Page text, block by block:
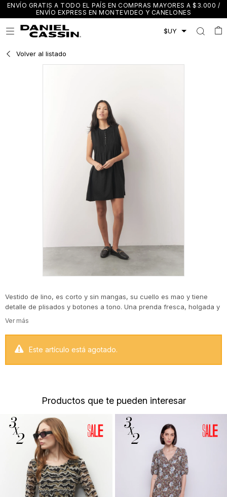
ENVÍO GRATIS A TODO EL PAÍS EN COMPRAS MAYORES A $3.000 /
ENVÍO EXPRESS EN MONTEVIDEO Y CANELONES

Volver al listado
Vestido de lino, es corto y sin mangas, su cuello es mao y tiene
detalle de plisados y botones a tono. Una prenda fresca, holgada y
elegante!
Este artículo está agotado.
Productos que te pueden interesar